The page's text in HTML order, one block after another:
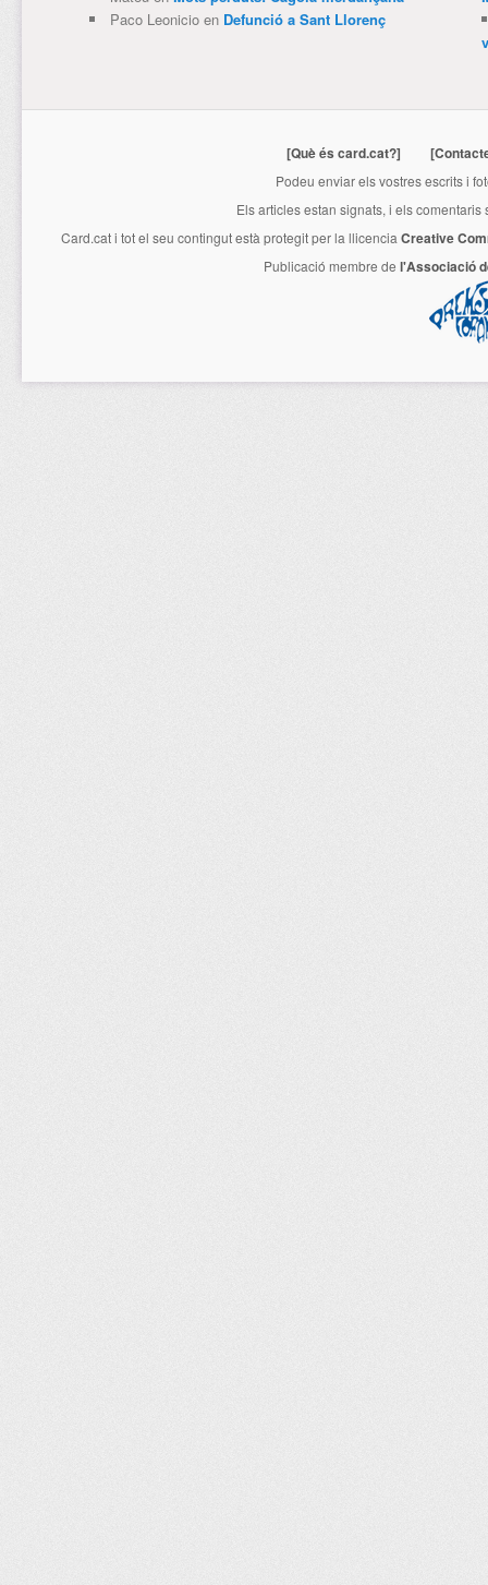
Paco Leonicioen Defunció a Sant Llorenç
[Què és card.cat?]
Podeu enviar els vostres escrits i
Els articles estan signats, i els
Card.cati tot el seu contingut està protegit per la llicencia Creative
Publicació membre de l'Associació